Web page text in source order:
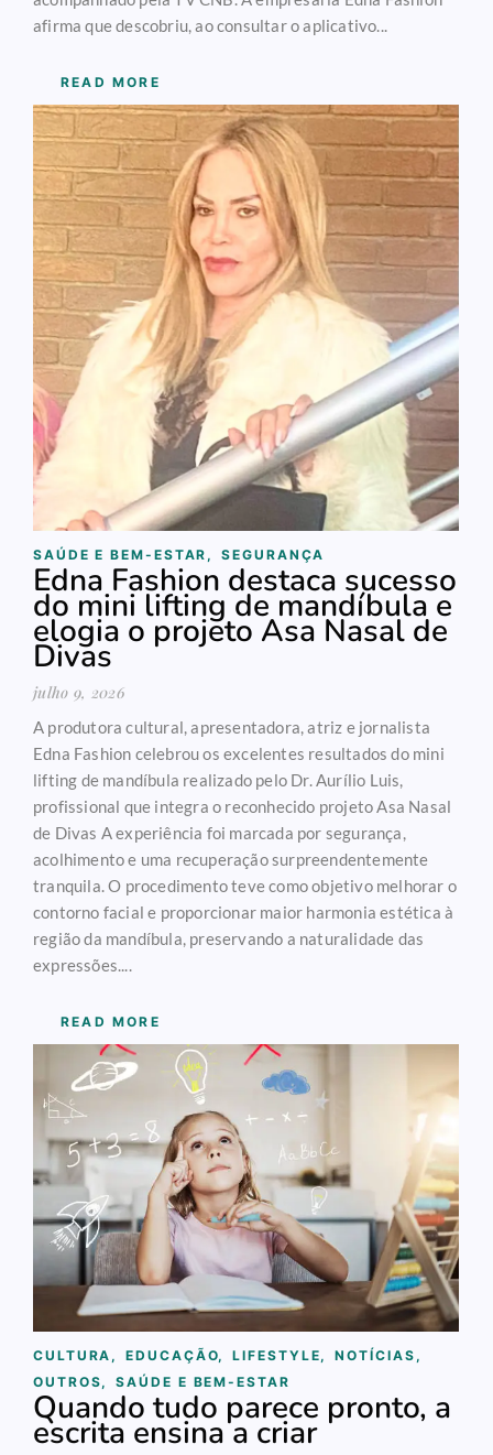
afirma que descobriu, ao consultar o aplicativo...
READ MORE
SAÚDE E BEM-ESTAR , SEGURANÇA
Edna Fashion destaca sucesso
do mini lifting de mandíbula e
elogia o projeto Asa Nasal de
Divas
julho 9, 2026
A produtora cultural, apresentadora, atriz e jornalista
Edna Fashion celebrou os excelentes resultados do mini
lifting de mandíbula realizado pelo Dr. Aurílio Luis,
profissional que integra o reconhecido projeto Asa Nasal
de Divas A experiência foi marcada por segurança,
acolhimento e uma recuperação surpreendentemente
tranquila. O procedimento teve como objetivo melhorar o
contorno facial e proporcionar maior harmonia estética à
região da mandíbula, preservando a naturalidade das
expressões....
READ MORE
CULTURA , EDUCAÇÃO, LIFESTYLE, NOTÍCIAS ,
OUTROS, SAÚDE E BEM-ESTAR
Quando tudo parece pronto, a
escrita ensina a criar